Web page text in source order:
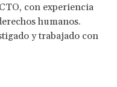
con experiencia
humanos.
y trabajado con